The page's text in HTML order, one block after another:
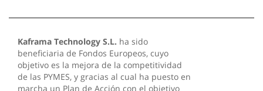
Kaframa Technology S.L. ha sido
beneficiaria de Fondos Europeos, cuyo
objetivo es la mejora de la competitividad
de las PYMES, y gracias al cual ha puesto en
marcha un Plan de Acción con el objetivo